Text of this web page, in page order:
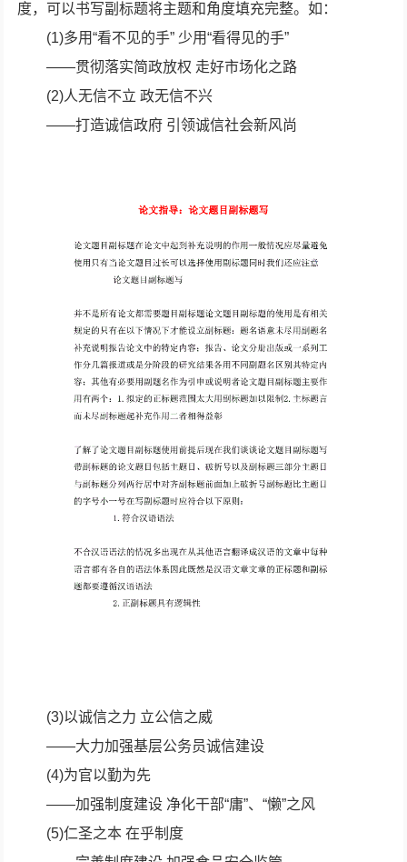
度，可以书写副标题将主题和角度填充完整。如：
(1)多用“看不见的手” 少用“看得见的手”
——贯彻落实简政放权 走好市场化之路
(2)人无信不立 政无信不兴
——打造诚信政府 引领诚信社会新风尚
(3)以诚信之力 立公信之威
——大力加强基层公务员诚信建设
(4)为官以勤为先
——加强制度建设 净化干部“庸”、“懒”之风
(5)仁圣之本 在乎制度